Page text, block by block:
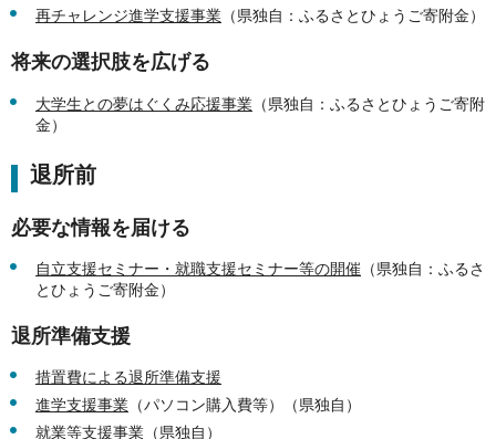
再チャレンジ進学支援事業 （県独自：ふるさとひょうご寄附金）
将来の選択肢を広げる
大学生との夢はぐくみ応援事業 （県独自：ふるさとひょうご寄附
金）
退所前
必要な情報を届ける
自立支援セミナー・就職支援セミナー等の開催 （県独自：ふるさ
とひょうご寄附金）
退所準備支援
措置費による退所準備支援
進学支援事業 （パソコン購入費等）（県独自）
就業等支援事業 （県独自）